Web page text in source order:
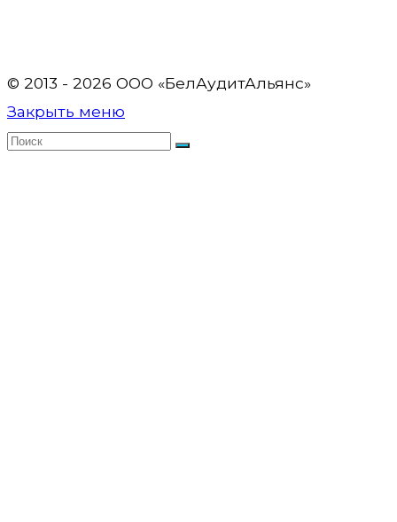
© 2013 - 2026 OOO «БелАудитАльянс»
Закрыть меню